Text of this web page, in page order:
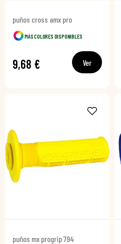
puños cross amx pro
MÁS COLORES DISPONIBLES
9,68 € Ver
puños mx progrip 794